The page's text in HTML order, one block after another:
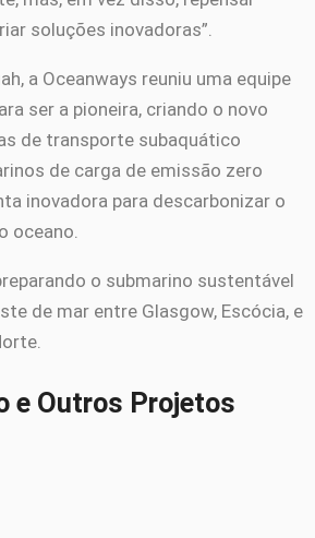
soluções inovadoras”.
a Oceanways reuniu uma equipe
ser a pioneira, criando o novo
de transporte subaquático
de carga de emissão zero
inovadora para descarbonizar o
oceano.
o submarino sustentável
de mar entre Glasgow, Escócia, e
e Outros Projetos